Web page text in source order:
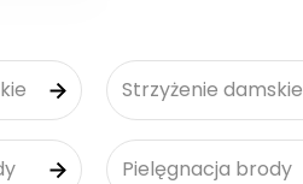
Strzyżenie damskie
Pielęgnacja brody